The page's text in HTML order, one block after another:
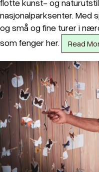
flotte kunst- og
nasjonalparksenter. Med
og små og fine turer i
som fenger her.
Read